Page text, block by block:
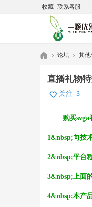
收藏 联系客服
»
论坛 其他
直播礼物
关注 3
购买svga
1&nbsp;向技
2&nbsp;平台
3&nbsp;上面
4&nbsp;本产